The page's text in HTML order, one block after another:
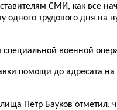
СМИ, как все
трудового дня
специальной военной
помощи до адресата
Петр Бауков отметил,